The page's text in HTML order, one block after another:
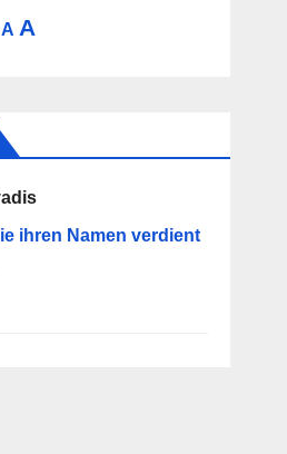
Decrease
A Reset
AIncrease
ihren Namen verdient